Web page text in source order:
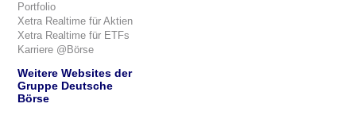
Portfolio
Xetra Realtime für Aktien
Xetra Realtime für ETFs
Karriere @Börse
Weitere Websites der
Gruppe Deutsche
Börse